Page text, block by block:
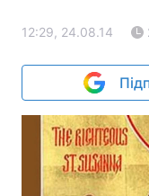
12:29, 24.08.14